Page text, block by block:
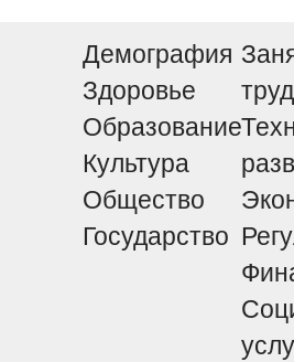
Демография
Здоровье
Образование
Культура
Общество
Государство
труд